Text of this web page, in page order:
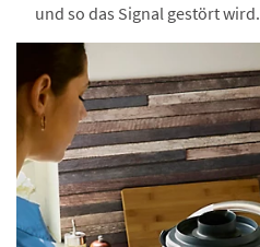
und so das Signal gestört wird.